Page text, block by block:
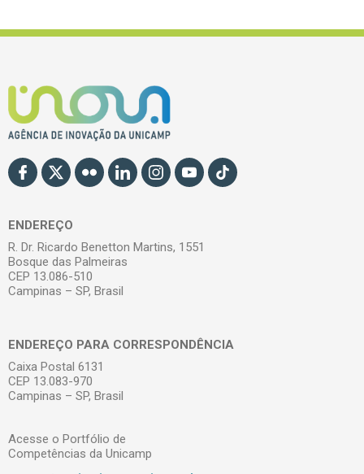
ENDEREÇO
R. Dr. Ricardo Benetton Martins, 1551
Bosque das Palmeiras
CEP 13.086-510
Campinas – SP, Brasil
ENDEREÇO PARA CORRESPONDÊNCIA
Caixa Postal 6131
CEP 13.083-970
Campinas – SP, Brasil
Acesse o Portfólio de
Competências da Unicamp